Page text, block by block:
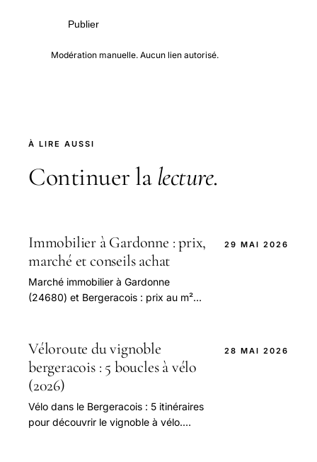
Publier
Modération manuelle. Aucun lien autorisé.
À LIRE AUSSI
Continuer la lecture.
Immobilier à Gardonne : prix,
marché et conseils achat
Marché immobilier à Gardonne
(24680) et Bergeracois : prix au m²
29 MAI 2026
Véloroute du vignoble
bergeracois : 5 boucles à vélo
(2026)
Vélo dans le Bergeracois : 5 itinéraires
pour découvrir le vignoble à vélo.
28 MAI 2026